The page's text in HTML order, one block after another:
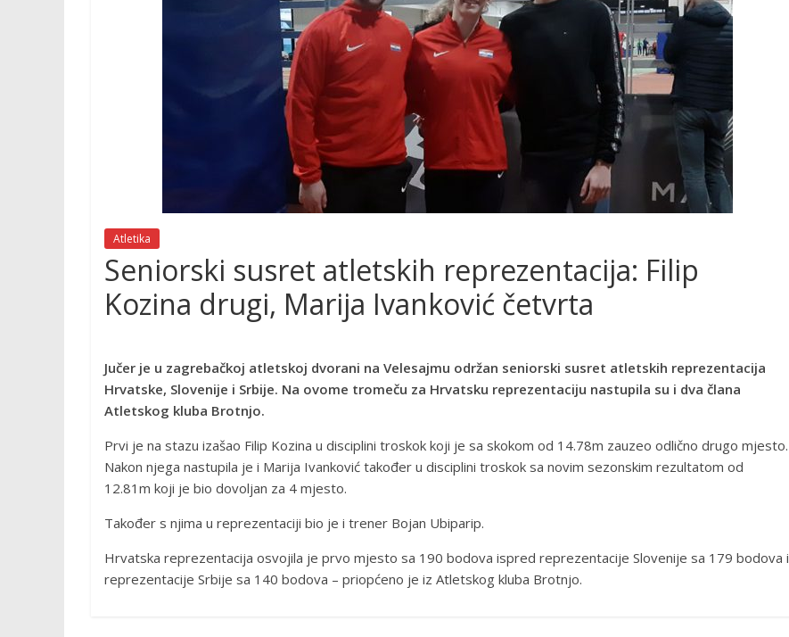
Atletika
Seniorski susret atletskih reprezentacija: Filip
Kozina drugi, Marija Ivanković četvrta
Jučer je u zagrebačkoj atletskoj dvorani na Velesajmu održan seniorski susret atletskih reprezentacija
Hrvatske, Slovenije i Srbije. Na ovome tromeču za Hrvatsku reprezentaciju nastupila su i dva člana
Atletskog kluba Brotnjo.
Prvi je na stazu izašao Filip Kozina u disciplini troskok koji je sa skokom od 14.78m zauzeo odlično drugo mjesto.
Nakon njega nastupila je i Marija Ivanković također u disciplini troskok sa novim sezonskim rezultatom od
12.81m koji je bio dovoljan za 4 mjesto.
Također s njima u reprezentaciji bio je i trener Bojan Ubiparip.
Hrvatska reprezentacija osvojila je prvo mjesto sa 190 bodova ispred reprezentacije Slovenije sa 179 bodova i
reprezentacije Srbije sa 140 bodova – priopćeno je iz Atletskog kluba Brotnjo.